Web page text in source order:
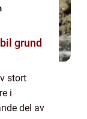
stort
i
del av